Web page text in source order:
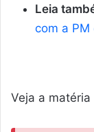
Leia
com a PM
Veja a matéria